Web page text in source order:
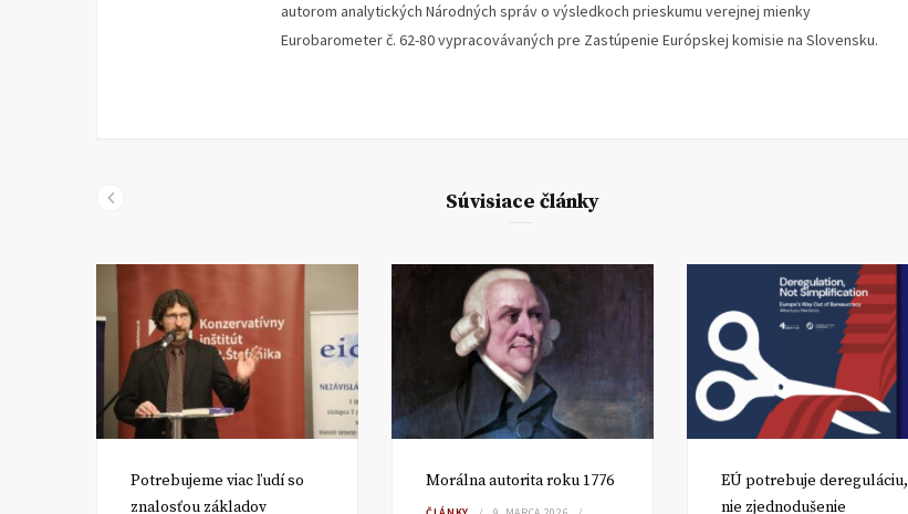
autorom analytických Národných správ o výsledkoch prieskumu verejnej mienky
Eurobarometer č. 62-80 vypracovávaných pre Zastúpenie Európskej komisie na Slovensku.
Súvisiace články
Potrebujeme viac ľudí so
znalosťou základov
Morálna autorita roku 1776
EÚ potrebuje dereguláciu,
nie zjednodušenie